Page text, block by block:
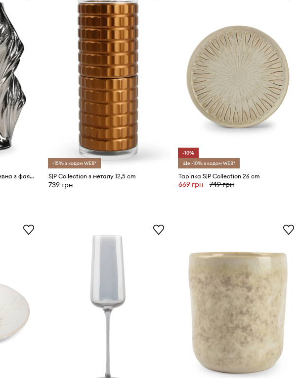
S|P Collection ваза декоративна з фаянсу 20 x 20 x 28,5 cm
-15% з кодом WEB*
S|P Collection з металу 12,5 cm
739 грн
-10%
Ще -10% з кодом WEB*
Тарілка S|P Collection 26 cm
669 грн 749 грн